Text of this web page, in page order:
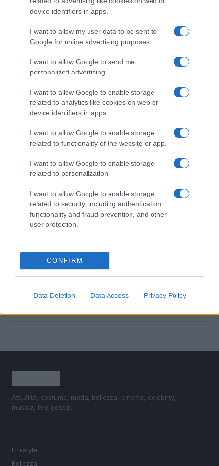
device identifiers in apps.
I want to allow my user data to be sent to
Google for online advertising purposes.
I want to allow Google to send me
personalized advertising.
I want to allow Google to enable storage
related to analytics like cookies on web or
device identifiers in apps.
I want to allow Google to enable storage
related to functionality of the website or app.
I want to allow Google to enable storage
related to personalization.
I want to allow Google to enable storage
related to security, including authentication
functionality and fraud prevention, and other
user protection.
CONFIRM
Data Deletion Data Access Privacy Policy
Camilla Fiore · 7 Ago 2026
PIÙ LETTI
Sognare una bara è presagio di morte?
Sognare il fango ha anche dei significati positivi (che
ci crediate o no)
3
consapevole dell’arredamento
4 È benefico esercitarsi quando si ha il raffreddore?
Come ottenere una manicure impeccabile e duratura
Attualità, costume, moda, bellezza, cinema, celebrity,
musica, tv e gossip.
Lifestyle
Bellezza